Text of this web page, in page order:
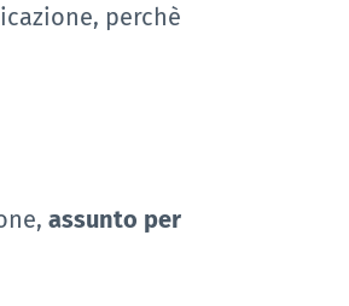
perchè
assunto per